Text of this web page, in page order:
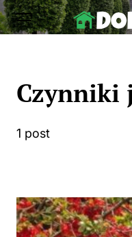
Skip
to
Czynniki
1 post